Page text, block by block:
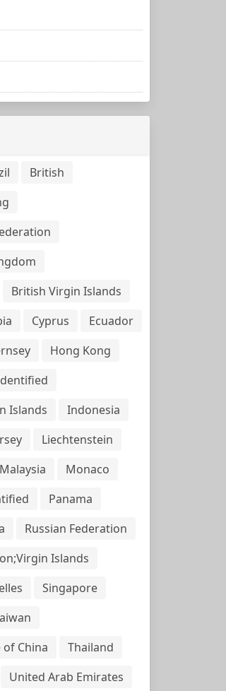
British
British Virgin Islands
Cyprus
Ecuador
Hong Kong
Islands
Indonesia
Liechtenstein
Malaysia
Monaco
Panama
Russian Federation
Islands
Singapore
of China
Thailand
United Arab Emirates